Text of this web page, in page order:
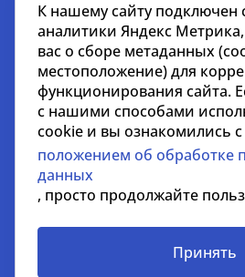
lead@nikoliers-global.com
© nikoliers.ru 1994 - 2026
Все права защищены
Информация, представленная на
информативный характер и не
распространителем рекламных
Положение об обработке
Условия сотрудничества
К нашему сайту подключен
аналитики Яндекс
вас о сборе метаданных
местоположение) для
функционирования сайта.
с нашими способами
cookie и вы ознакомились с
положением об обработке
данных
, просто продолжайте
Принять